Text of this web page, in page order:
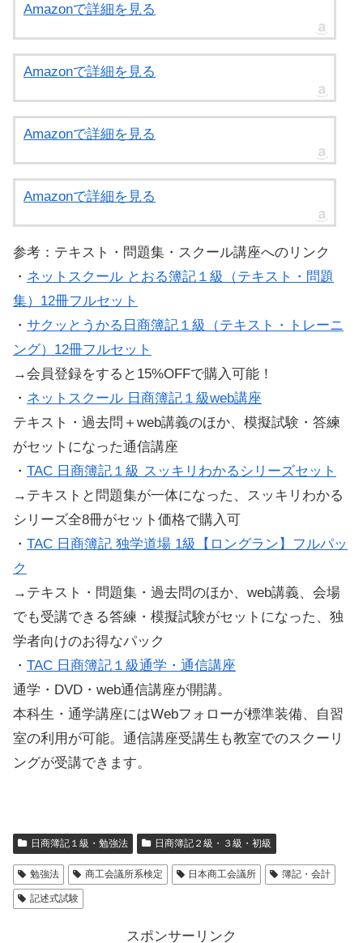
Amazonで詳細を見る
Amazonで詳細を見る
Amazonで詳細を見る
Amazonで詳細を見る
参考：テキスト・問題集・スクール講座へのリンク
・ ネットスクール とおる簿記１級（テキスト・問題
集）12冊フルセット
・ サクッとうかる日商簿記１級（テキスト・トレーニ
ング）12冊フルセット
→会員登録をすると15%OFFで購入可能！
・ ネットスクール 日商簿記１級web講座
テキスト・過去問＋web講義のほか、模擬試験・答練
がセットになった通信講座
・ TAC 日商簿記１級 スッキリわかるシリーズセット
→テキストと問題集が一体になった、スッキリわかる
シリーズ全8冊がセット価格で購入可
・ TAC 日商簿記 独学道場 1級【ロングラン】フルパッ
ク
→テキスト・問題集・過去問のほか、web講義、会場
でも受講できる答練・模擬試験がセットになった、独
学者向けのお得なパック
・ TAC 日商簿記１級通学・通信講座
通学・DVD・web通信講座が開講。
本科生・通学講座にはWebフォローが標準装備、自習
室の利用が可能。通信講座受講生も教室でのスクーリ
ングが受講できます。
日商簿記１級・勉強法 日商簿記２級・３級・初級
勉強法 商工会議所系検定 日本商工会議所 簿記・会計
記述式試験
スポンサーリンク